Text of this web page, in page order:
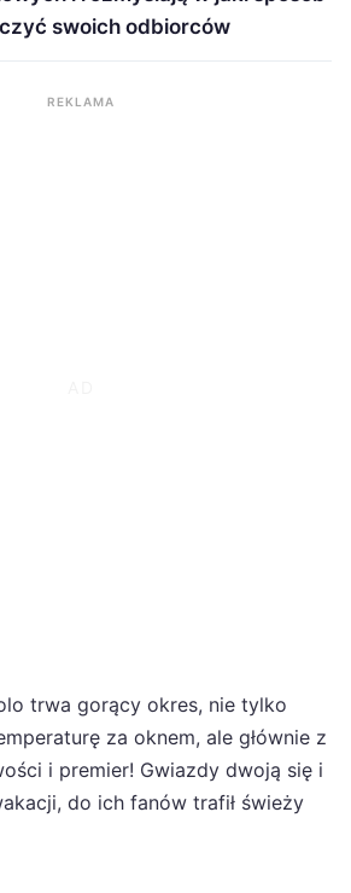
swoich odbiorców
REKLAMA
trwa gorący okres, nie tylko
za oknem, ale głównie z
i premier! Gwiazdy dwoją się i
do ich fanów trafił świeży